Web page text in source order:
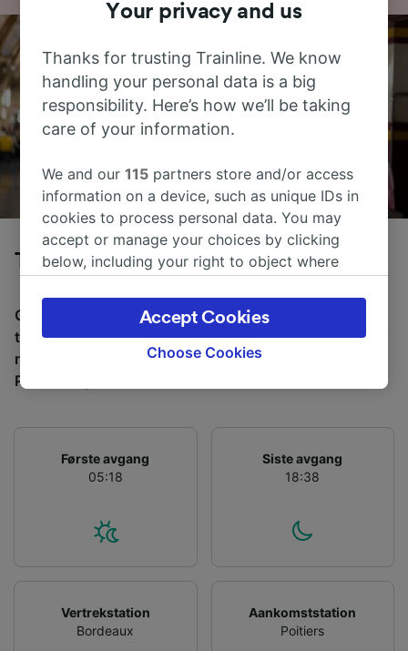
Tog fra Bordeaux til Poitiers
Gjennomsnittlig tid å reise fra Bordeaux til Poitiers med
tog er 1 t 36m, over en avstand på rundt 206 km. Det er
normalt 11 tog per dag som reiser fra Bordeaux til
Poitiers, og billetter starter fra kr 115,46.
Første avgang
05:18
Siste avgang
18:38
Vertrekstation
Bordeaux
Aankomststation
Poitiers
Your privacy and us
Thanks for trusting Trainline. We know
handling your personal data is a big
responsibility. Here’s how we’ll be taking
care of your information.
We and our115 partners store and/or access
information on a device, such as unique IDs in
cookies to process personal data. You may
accept or manage your choices by clicking
below, including your right to object where
the privacy policy page. These choices will be
signaled to our partners and will not affect
browsing data. Your data will not be used for
track you.
We and our partners process data to provide:
Use precise geolocation data. Actively scan
device characteristics for identification. Store
and/or access information on a device.
advertising and content measurement,
audience research and services development.
Choose Cookies
Accept Cookies